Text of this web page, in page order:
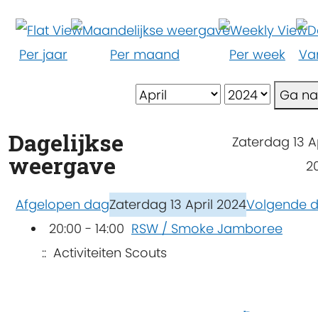
Per jaar Per maand Per week
Ga
Dagelijkse
weergave
Zaterdag 13
Afgelopen dagZaterdag 13 April 2024Volgende
20:00 - 14:00 RSW / Smoke Jamboree
:: Activiteiten Scouts